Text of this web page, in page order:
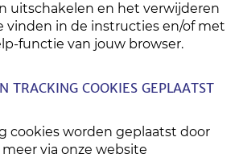
uitschakelen en het verwijderen
vinden in de instructies en/of met
functie van jouw browser.
TRACKING COOKIES GEPLAATST
cookies worden geplaatst door
via onze website